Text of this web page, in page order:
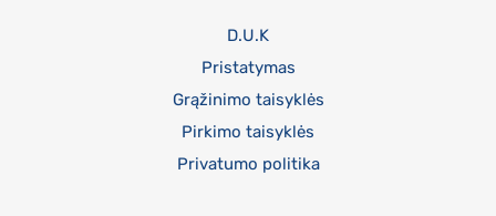
D.U.K
Pristatymas
Grąžinimo taisyklės
Pirkimo taisyklės
Privatumo politika